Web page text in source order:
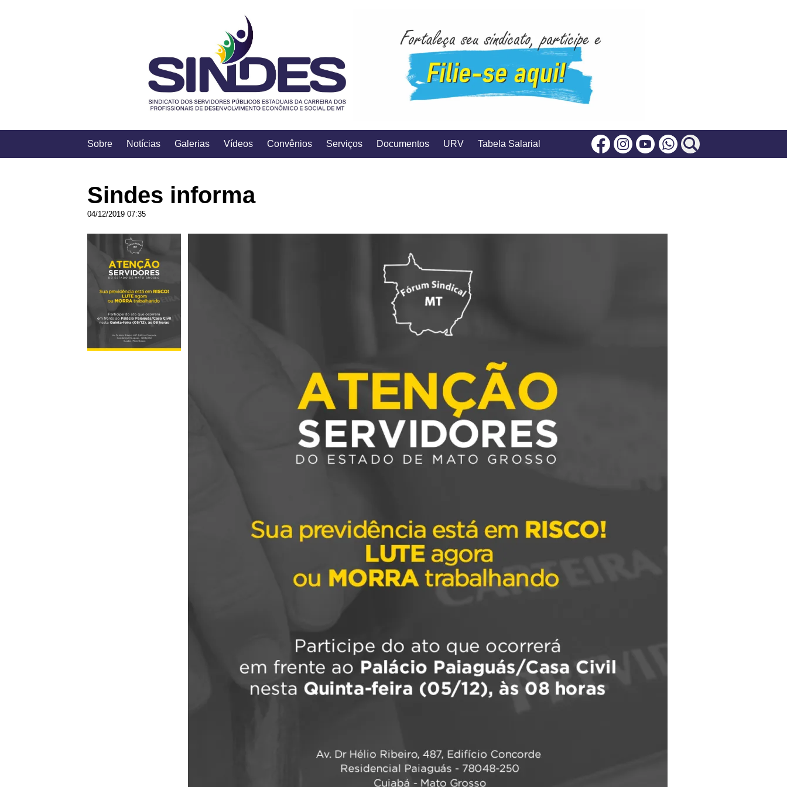
Sobre Notícias Galerias Vídeos Convênios Serviços Documentos URV Tabela Salarial FacebookInstagram
Youtube
Sindes informa
04/12/2019 07:35